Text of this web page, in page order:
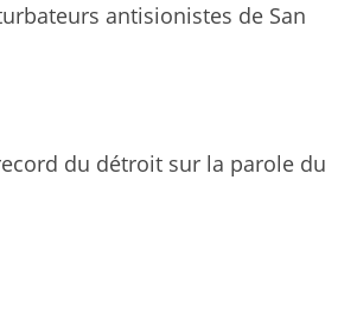
antisionistes de San
du détroit sur la parole du